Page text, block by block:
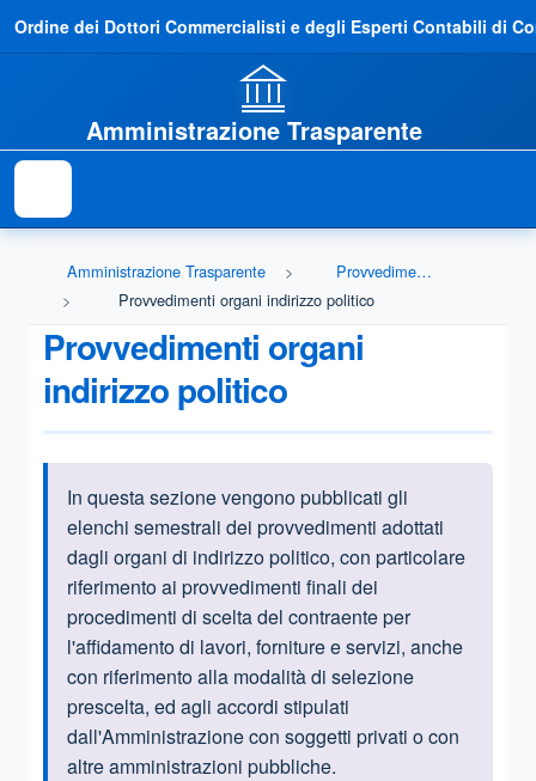
Ordine dei Dottori Commercialisti e degli Esperti Contabili di
Amministrazione Trasparente
Amministrazione Trasparente
Provvedimenti
Provvedimenti organi indirizzo politico
Provvedimenti organi
indirizzo politico
Informazioni introduttive
In questa sezione vengono pubblicati gli
elenchi semestrali dei provvedimenti adottati
dagli organi di indirizzo politico, con particolare
riferimento ai provvedimenti finali dei
procedimenti di scelta del contraente per
l'affidamento di lavori, forniture e servizi, anche
con riferimento alla modalità di selezione
prescelta, ed agli accordi stipulati
dall'Amministrazione con soggetti privati o con
altre amministrazioni pubbliche.